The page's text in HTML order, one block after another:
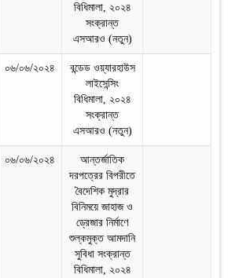
বিধিমালা, ২০২৪
সংক্রান্ত
এসআরও (নতুন)
০৬/০৬/২০২৪
বন্ডেড ওয়্যারহাউস
লাইসেন্সিং
বিধিমালা, ২০২৪
সংক্রান্ত
এসআরও (নতুন)
০৬/০৬/২০২৪
আন্তর্জাতিক
দরপত্রের বিপরীতে
বৈদেশিক মুদ্রার
বিনিময়ে জাহাজ ও
ড্রেজার নির্মাণে
শুল্কমুক্ত আমদানি
সুবিধা সংক্রান্ত
বিধিমালা, ২০২৪